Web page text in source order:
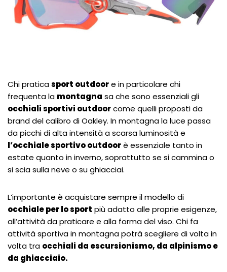
Chi praticasport outdoore in particolare chi
frequenta la montagna sa che sono essenziali gli
occhiali sportivi outdoorcome quelli proposti da
brand del calibro di Oakley. In montagna la luce passa
da picchi di alta intensità a scarsa luminosità e
l’occhiale sportivo outdoorè essenziale tanto in
estate quanto in inverno, soprattutto se si cammina o
si scia sulla neve o su ghiacciai.
L’importante è acquistare sempre il modello di
occhiale per lo sport più adatto alle proprie esigenze,
all’attività da praticare e alla forma del viso. Chi fa
attività sportiva in montagna potrà scegliere di volta in
volta tra occhiali da escursionismo, da alpinismo e
da ghiacciaio.